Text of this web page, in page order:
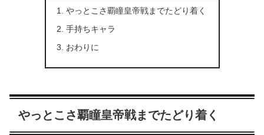
やっとこさ覇瞳皇帝戦までたどり着く
手持ちキャラ
おわりに
やっとこさ覇瞳皇帝戦までたどり着く